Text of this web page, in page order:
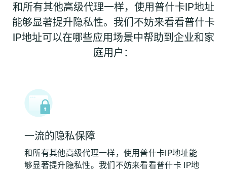
和所有其他高级代理一样，使用普什卡IP地址
能够显著提升隐私性。我们不妨来看看普什卡
IP地址可以在哪些应用场景中帮助到企业和家
庭用户：
一流的隐私保障
和所有其他高级代理一样，使用普什卡IP地址能
够显著提升隐私性。我们不妨来看看普什卡 IP地